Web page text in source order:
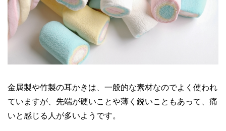
k
金属製や竹製の耳かきは、一般的な素材なのでよく使われ
ていますが、先端が硬いことや薄く鋭いこともあって、痛
いと感じる人が多いようです。